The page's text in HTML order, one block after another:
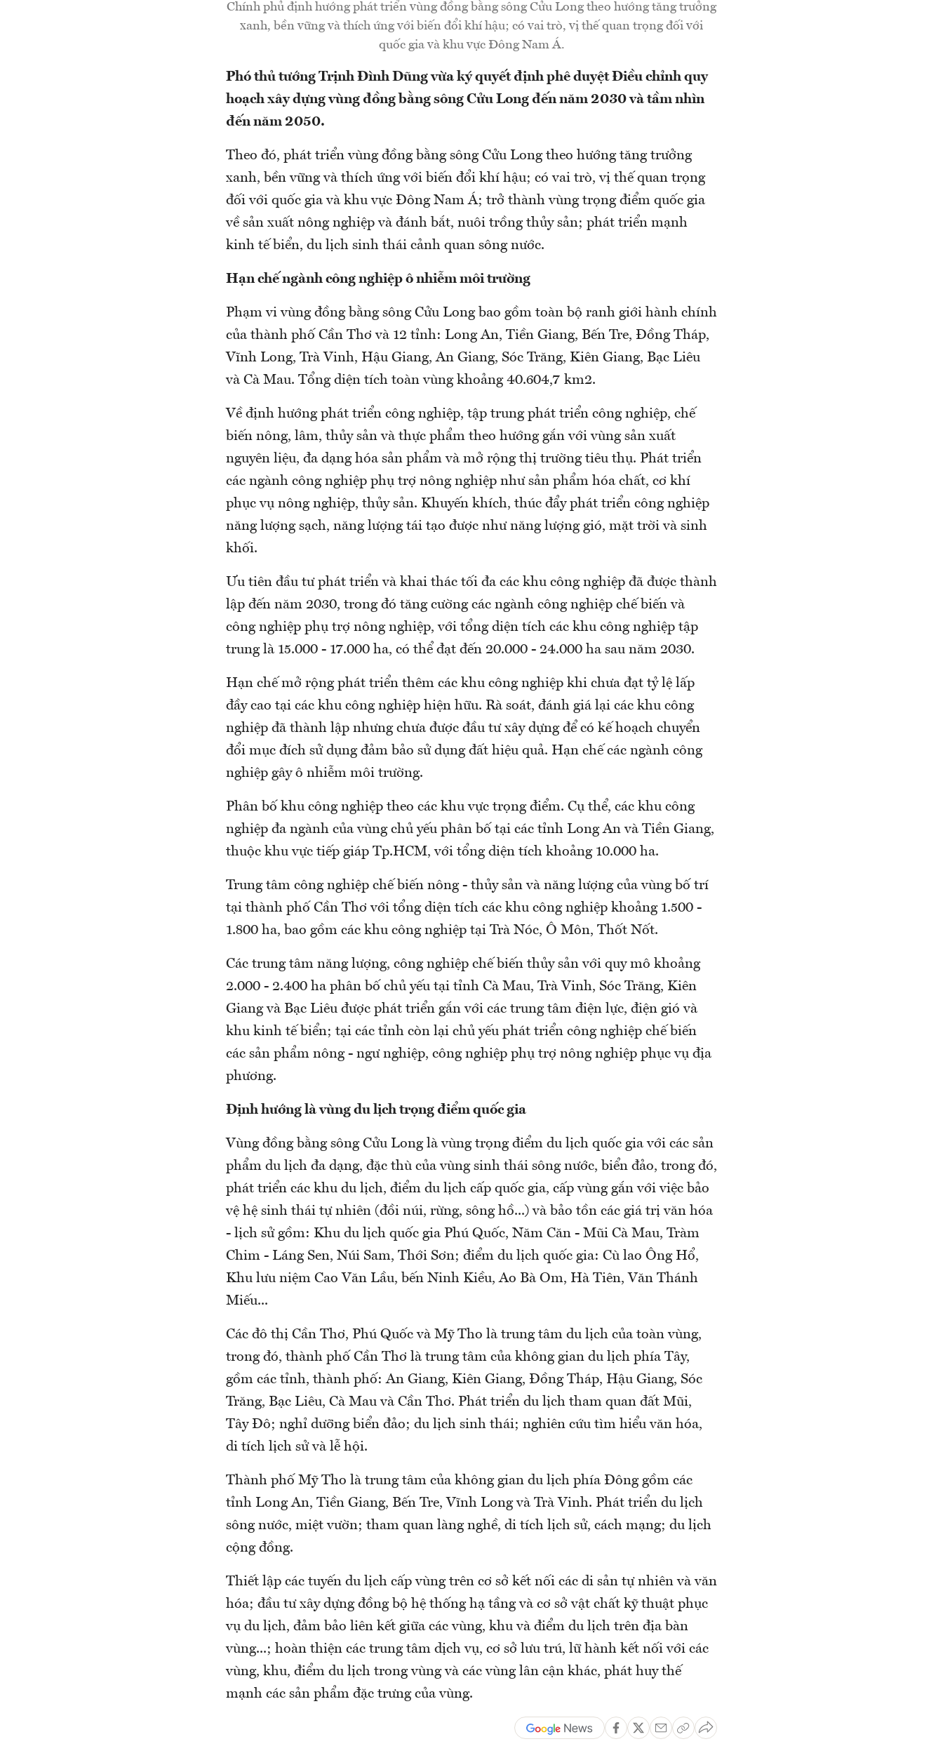
Chính phủ định hướng phát triển vùng đồng bằng sông Cửu Long theo hướng tăng trưởng
xanh, bền vững và thích ứng với biến đổi khí hậu; có vai trò, vị thế quan trọng đối với
quốc gia và khu vực Đông Nam Á.
Phó thủ tướng Trịnh Đình Dũng vừa ký quyết định phê duyệt Điều chỉnh quy
hoạch xây dựng vùng đồng bằng sông Cửu Long đến năm 2030 và tầm nhìn
đến năm 2050.
Theo đó, phát triển vùng đồng bằng sông Cửu Long theo hướng tăng trưởng
xanh, bền vững và thích ứng với biến đổi khí hậu; có vai trò, vị thế quan trọng
đối với quốc gia và khu vực Đông Nam Á; trở thành vùng trọng điểm quốc gia
về sản xuất nông nghiệp và đánh bắt, nuôi trồng thủy sản; phát triển mạnh
kinh tế biển, du lịch sinh thái cảnh quan sông nước.
Hạn chế ngành công nghiệp ô nhiễm môi trường
Phạm vi vùng đồng bằng sông Cửu Long bao gồm toàn bộ ranh giới hành chính
của thành phố Cần Thơ và 12 tỉnh: Long An, Tiền Giang, Bến Tre, Đồng Tháp,
Vĩnh Long, Trà Vinh, Hậu Giang, An Giang, Sóc Trăng, Kiên Giang, Bạc Liêu
và Cà Mau. Tổng diện tích toàn vùng khoảng 40.604,7 km2.
Về định hướng phát triển công nghiệp, tập trung phát triển công nghiệp, chế
biến nông, lâm, thủy sản và thực phẩm theo hướng gắn với vùng sản xuất
nguyên liệu, đa dạng hóa sản phẩm và mở rộng thị trường tiêu thụ. Phát triển
các ngành công nghiệp phụ trợ nông nghiệp như sản phẩm hóa chất, cơ khí
phục vụ nông nghiệp, thủy sản. Khuyến khích, thúc đẩy phát triển công nghiệp
năng lượng sạch, năng lượng tái tạo được như năng lượng gió, mặt trời và sinh
khối.
Ưu tiên đầu tư phát triển và khai thác tối đa các khu công nghiệp đã được thành
lập đến năm 2030, trong đó tăng cường các ngành công nghiệp chế biến và
công nghiệp phụ trợ nông nghiệp, với tổng diện tích các khu công nghiệp tập
trung là 15.000 - 17.000 ha, có thể đạt đến 20.000 - 24.000 ha sau năm 2030.
Hạn chế mở rộng phát triển thêm các khu công nghiệp khi chưa đạt tỷ lệ lấp
đầy cao tại các khu công nghiệp hiện hữu. Rà soát, đánh giá lại các khu công
nghiệp đã thành lập nhưng chưa được đầu tư xây dựng để có kế hoạch chuyển
đổi mục đích sử dụng đảm bảo sử dụng đất hiệu quả. Hạn chế các ngành công
nghiệp gây ô nhiễm môi trường.
Phân bố khu công nghiệp theo các khu vực trọng điểm. Cụ thể, các khu công
nghiệp đa ngành của vùng chủ yếu phân bố tại các tỉnh Long An và Tiền Giang,
thuộc khu vực tiếp giáp Tp.HCM, với tổng diện tích khoảng 10.000 ha.
Trung tâm công nghiệp chế biến nông - thủy sản và năng lượng của vùng bố trí
tại thành phố Cần Thơ với tổng diện tích các khu công nghiệp khoảng 1.500 -
1.800 ha, bao gồm các khu công nghiệp tại Trà Nóc, Ô Môn, Thốt Nốt.
Các trung tâm năng lượng, công nghiệp chế biến thủy sản với quy mô khoảng
2.000 - 2.400 ha phân bố chủ yếu tại tỉnh Cà Mau, Trà Vinh, Sóc Trăng, Kiên
Giang và Bạc Liêu được phát triển gắn với các trung tâm điện lực, điện gió và
khu kinh tế biển; tại các tỉnh còn lại chủ yếu phát triển công nghiệp chế biến
các sản phẩm nông - ngư nghiệp, công nghiệp phụ trợ nông nghiệp phục vụ địa
phương.
Định hướng là vùng du lịch trọng điểm quốc gia
Vùng đồng bằng sông Cửu Long là vùng trọng điểm du lịch quốc gia với các sản
phẩm du lịch đa dạng, đặc thù của vùng sinh thái sông nước, biển đảo, trong đó,
phát triển các khu du lịch, điểm du lịch cấp quốc gia, cấp vùng gắn với việc bảo
vệ hệ sinh thái tự nhiên (đồi núi, rừng, sông hồ...) và bảo tồn các giá trị văn hóa
- lịch sử gồm: Khu du lịch quốc gia Phú Quốc, Năm Căn - Mũi Cà Mau, Tràm
Chim - Láng Sen, Núi Sam, Thới Sơn; điểm du lịch quốc gia: Cù lao Ông Hổ,
Khu lưu niệm Cao Văn Lầu, bến Ninh Kiều, Ao Bà Om, Hà Tiên, Văn Thánh
Miếu...
Các đô thị Cần Thơ, Phú Quốc và Mỹ Tho là trung tâm du lịch của toàn vùng,
trong đó, thành phố Cần Thơ là trung tâm của không gian du lịch phía Tây,
gồm các tỉnh, thành phố: An Giang, Kiên Giang, Đồng Tháp, Hậu Giang, Sóc
Trăng, Bạc Liêu, Cà Mau và Cần Thơ. Phát triển du lịch tham quan đất Mũi,
Tây Đô; nghỉ dưỡng biển đảo; du lịch sinh thái; nghiên cứu tìm hiểu văn hóa,
di tích lịch sử và lễ hội.
Thành phố Mỹ Tho là trung tâm của không gian du lịch phía Đông gồm các
tỉnh Long An, Tiền Giang, Bến Tre, Vĩnh Long và Trà Vinh. Phát triển du lịch
sông nước, miệt vườn; tham quan làng nghề, di tích lịch sử, cách mạng; du lịch
cộng đồng.
Thiết lập các tuyến du lịch cấp vùng trên cơ sở kết nối các di sản tự nhiên và văn
hóa; đầu tư xây dựng đồng bộ hệ thống hạ tầng và cơ sở vật chất kỹ thuật phục
vụ du lịch, đảm bảo liên kết giữa các vùng, khu và điểm du lịch trên địa bàn
vùng...; hoàn thiện các trung tâm dịch vụ, cơ sở lưu trú, lữ hành kết nối với các
vùng, khu, điểm du lịch trong vùng và các vùng lân cận khác, phát huy thế
mạnh các sản phẩm đặc trưng của vùng.